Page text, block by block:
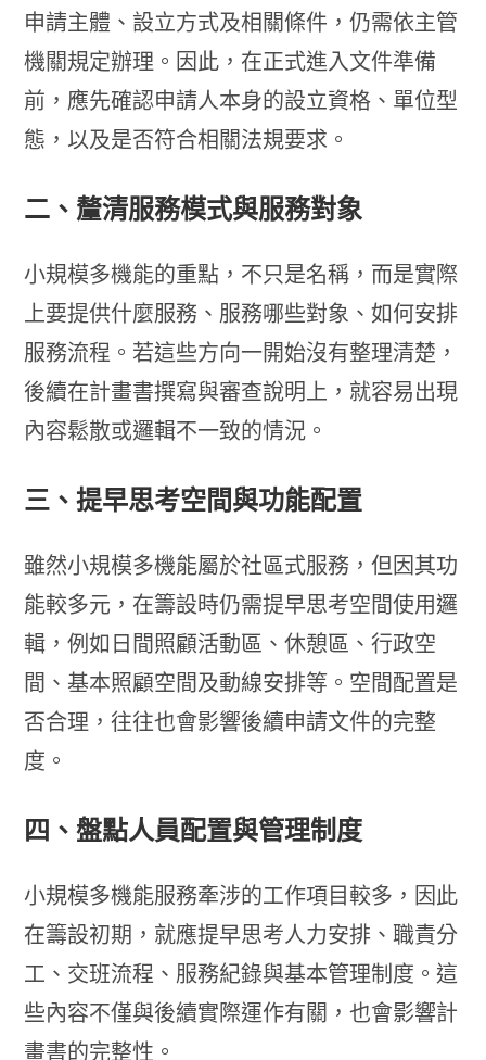
申請主體、設立方式及相關條件，仍需依主管
機關規定辦理。因此，在正式進入文件準備
前，應先確認申請人本身的設立資格、單位型
態，以及是否符合相關法規要求。
二、釐清服務模式與服務對象
小規模多機能的重點，不只是名稱，而是實際
上要提供什麼服務、服務哪些對象、如何安排
服務流程。若這些方向一開始沒有整理清楚，
後續在計畫書撰寫與審查說明上，就容易出現
內容鬆散或邏輯不一致的情況。
三、提早思考空間與功能配置
雖然小規模多機能屬於社區式服務，但因其功
能較多元，在籌設時仍需提早思考空間使用邏
輯，例如日間照顧活動區、休憩區、行政空
間、基本照顧空間及動線安排等。空間配置是
否合理，往往也會影響後續申請文件的完整
度。
四、盤點人員配置與管理制度
小規模多機能服務牽涉的工作項目較多，因此
在籌設初期，就應提早思考人力安排、職責分
工、交班流程、服務紀錄與基本管理制度。這
些內容不僅與後續實際運作有關，也會影響計
畫書的完整性。